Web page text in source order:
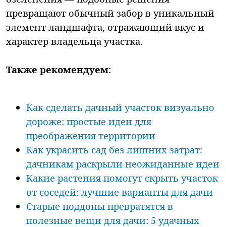
превращают обычный забор в уникальный
элемент ландшафта, отражающий вкус и
характер владельца участка.
Также рекомендуем:
Как сделать дачный участок визуально
дороже: простые идеи для
преображения территории
Как украсить сад без лишних затрат:
дачникам раскрыли неожиданные идеи
Какие растения помогут скрыть участок
от соседей: лучшие варианты для дачи
Старые поддоны превратятся в
полезные вещи для дачи: 5 удачных